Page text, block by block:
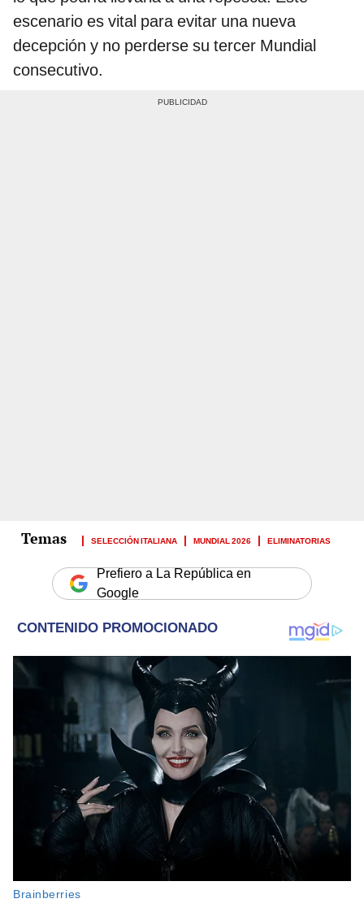
escenario es vital para evitar una nueva
decepción y no perderse su tercer Mundial
consecutivo.
SELECCIÓN ITALIANA MUNDIAL 2026 ELIMINATORIAS
Prefiero a La República en
Google